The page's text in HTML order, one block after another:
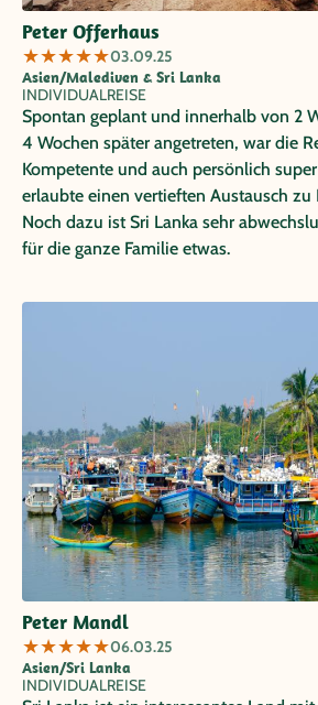
Peter Offerhaus
★★★★★03.09.25
Asien/Malediven & Sri Lanka
INDIVIDUALREISE
Spontan geplant und innerhalb von 2
4 Wochen später angetreten, war die
Kompetente und auch persönlich
erlaubte einen vertieften Austausch zu
Noch dazu ist Sri Lanka sehr
für die ganze Familie etwas.
Peter Mandl
★★★★★06.03.25
Asien/Sri Lanka
INDIVIDUALREISE